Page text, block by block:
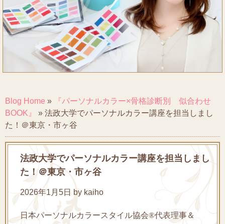
Blog Home »
『パーソナルカラー×骨格診断別 似合わせ
BOOK』
» 法政大学でパーソナルカラー講座を担当しまし
た！＠東京・市ヶ谷
法政大学でパーソナルカラー講座を担当しまし
た！＠東京・市ヶ谷
2026年1月5日 by kaiho
日本パーソナルカラースタイル協会®代表理事＆